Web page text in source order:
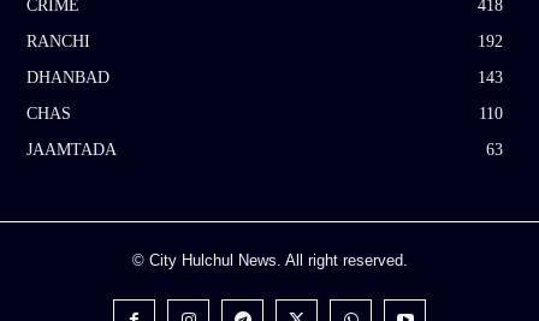
CRIME
418
RANCHI
192
DHANBAD
143
CHAS
110
JAAMTADA
63
© City Hulchul News. All right reserved.